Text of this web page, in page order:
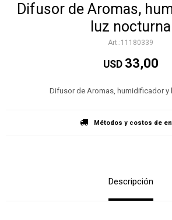
Difusor de Aromas,
luz nocturna
11180339
USD 33,00
Difusor de Aromas, humidificador y
Métodos y costos de
Descripción